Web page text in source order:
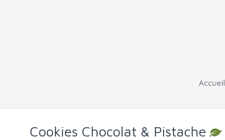
Accueil
Cookies Chocolat & Pistache